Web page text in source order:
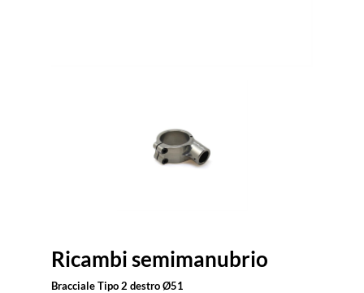
Ricambi semimanubrio
Bracciale Tipo 2 destro Ø51